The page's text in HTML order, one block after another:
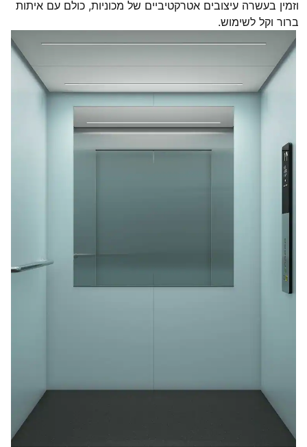
וזמין בעשרה עיצובים אטרקטיביים של מכוניות, כולם עם איתות
ברור וקל לשימוש.